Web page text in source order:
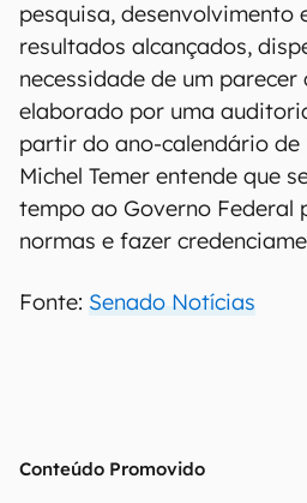
pesquisa, desenvolvimento
resultados alcançados,
necessidade de um parecer
elaborado por uma
partir do ano-calendário de
Michel Temer entende que
tempo ao Governo Federal
normas e fazer
Fonte: Senado Notícias